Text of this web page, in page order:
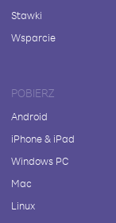
Stawki
Wsparcie
POBIERZ
Android
iPhone & iPad
Windows PC
Mac
Linux